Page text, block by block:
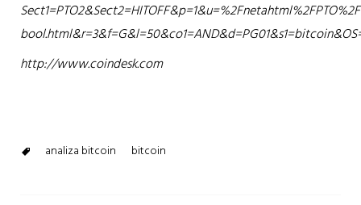
http://www.coindesk.com
analiza bitcoin bitcoin